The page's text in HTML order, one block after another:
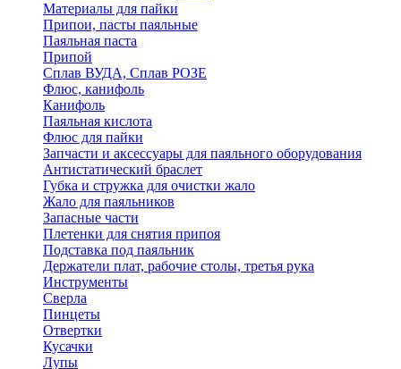
Материалы для пайки
Припои, пасты паяльные
Паяльная паста
Припой
Сплав ВУДА, Сплав РОЗЕ
Флюс, канифоль
Канифоль
Паяльная кислота
Флюс для пайки
Запчасти и аксессуары для паяльного оборудования
Антистатический браслет
Губка и стружка для очистки жало
Жало для паяльников
Запасные части
Плетенки для снятия припоя
Подставка под паяльник
Держатели плат, рабочие столы, третья рука
Инструменты
Сверла
Пинцеты
Отвертки
Кусачки
Лупы